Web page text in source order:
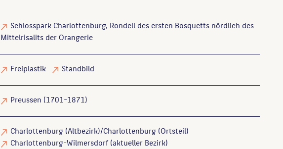
Schlosspark Charlottenburg, Rondell des ersten Bosquetts nördlich des
Mittelrisalits der Orangerie
Freiplastik Standbild
Preussen (1701-1871)
Charlottenburg (Altbezirk)/Charlottenburg (Ortsteil)
Charlottenburg-Wilmersdorf (aktueller Bezirk)